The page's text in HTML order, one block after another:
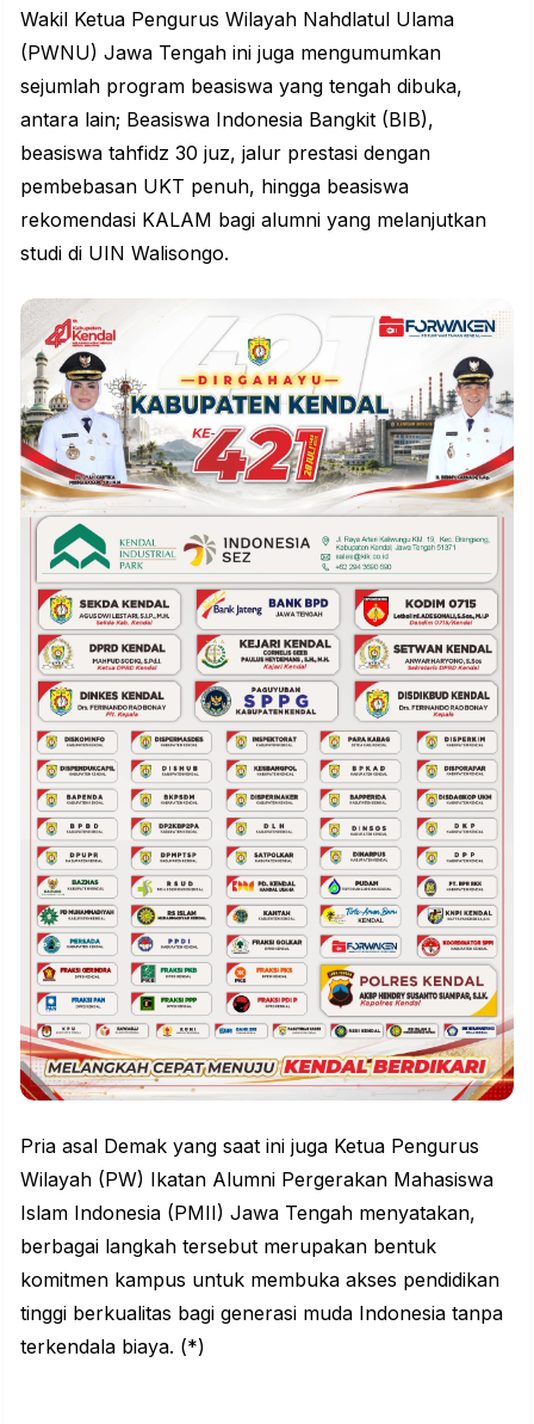
Wakil Ketua Pengurus Wilayah Nahdlatul Ulama
(PWNU) Jawa Tengah ini juga mengumumkan
sejumlah program beasiswa yang tengah dibuka,
antara lain; Beasiswa Indonesia Bangkit (BIB),
beasiswa tahfidz 30 juz, jalur prestasi dengan
pembebasan UKT penuh, hingga beasiswa
rekomendasi KALAM bagi alumni yang melanjutkan
studi di UIN Walisongo.
Pria asal Demak yang saat ini juga Ketua Pengurus
Wilayah (PW) Ikatan Alumni Pergerakan Mahasiswa
Islam Indonesia (PMII) Jawa Tengah menyatakan,
berbagai langkah tersebut merupakan bentuk
komitmen kampus untuk membuka akses pendidikan
tinggi berkualitas bagi generasi muda Indonesia tanpa
terkendala biaya. (*)